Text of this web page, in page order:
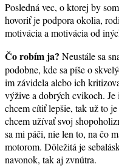
Posledná vec, o ktorej by
hovoriť je podpora okolia,
motivácia a motivácia od
Čo robím ja? Neustále sa
podobne, kde sa píše o
im závidela alebo ich
výžive a dobrých cvikoch.
chcem cítiť lepšie, tak už to
chcem užívať svoj
sa mi páči, nie len to, na čo
motorom. Dôležitá je
navonok, tak aj zvnútra.